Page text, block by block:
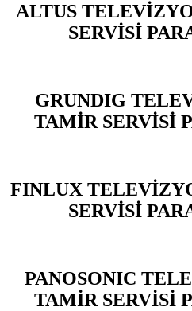
ALTUS
SERVİSİ
GRUNDIG
TAMİR SERVİSİ
FINLUX
SERVİSİ
PANOSONIC
TAMİR SERVİSİ